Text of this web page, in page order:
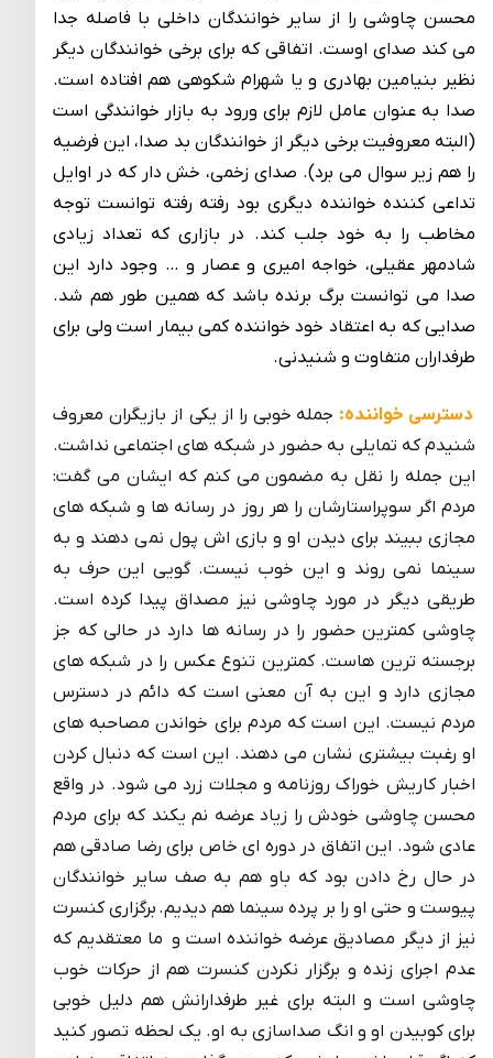
محسن چاوشی را از سایر خوانندگان داخلی با فاصله جدا
می کند صدای اوست. اتفاقی که برای برخی خوانندگان دیگر
نظیر بنیامین بهادری و یا شهرام شکوهی هم افتاده است.
صدا به عنوان عامل لازم برای ورود به بازار خوانندگی است
(البته معروفیت برخی دیگر از خوانندگان بد صدا، این فرضیه
را هم زیر سوال می برد). صدای زخمی، خش دار که در اوایل
تداعی کننده خواننده دیگری بود رفته رفته توانست توجه
مخاطب را به خود جلب کند. در بازاری که تعداد زیادی
شادمهر عقیلی، خواجه امیری و عصار و … وجود دارد این
صدا می توانست برگ برنده باشد که همین طور هم شد.
صدایی که به اعتقاد خود خواننده کمی بیمار است ولی برای
طرفداران متفاوت و شنیدنی.
دسترسی خواننده: جمله خوبی را از یکی از بازیگران معروف
شنیدم که تمایلی به حضور در شبکه های اجتماعی نداشت.
این جمله را نقل به مضمون می کنم که ایشان می گفت:
مردم اگر سوپراستارشان را هر روز در رسانه ­ها و شبکه های
مجازی ببیند برای دیدن او و بازی اش پول نمی دهند و به
سینما نمی روند و این خوب نیست. گویی این حرف به
طریقی دیگر در مورد چاوشی نیز مصداق پیدا کرده است.
چاوشی کمترین حضور را در رسانه ها دارد در حالی که جز
برجسته ترین هاست. کمترین تنوع عکس را در شبکه های
مجازی دارد و این به آن معنی است که دائم در دسترس
مردم نیست. این است که مردم برای خواندن مصاحبه های
او رغبت بیشتری نشان می دهند. این است که دنبال کردن
اخبار کاریش خوراک روزنامه و مجلات زرد می شود. در واقع
محسن چاوشی خودش را زیاد عرضه نم ی­کند که برای مردم
عادی شود. این اتفاق در دوره ای خاص برای رضا صادقی هم
در حال رخ دادن بود که باو هم به صف سایر خوانندگان
پیوست و حتی او را بر پرده سینما هم دیدیم. برگزاری کنسرت
نیز از دیگر مصادیق عرضه خواننده است و ما معتقدیم که
عدم اجرای زنده و برگزار نکردن کنسرت هم از حرکات خوب
چاوشی است و البته برای غیر طرفدارانش هم دلیل خوبی
برای کوبیدن او و انگ صداسازی به او. یک لحظه تصور کنید